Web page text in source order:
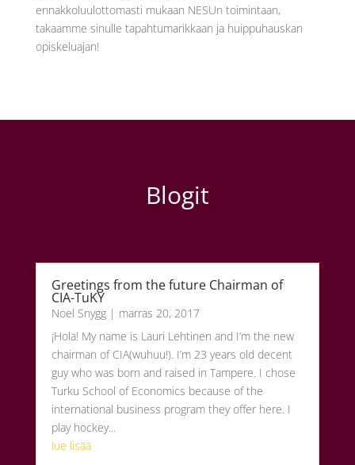
ennakkoluulottomasti mukaan NESUn toimintaan,
takaamme sinulle tapahtumarikkaan ja huippuhauskan
opiskeluajan!
Blogit
Greetings from the future Chairman of
CIA-TuKY
Noel Snygg| marras 20, 2017
¡Hola! My name is Lauri Lehtinen and I’m the new
chairman of CIA(wuhuu!). I’m 23 years old decent
guy who was born and raised in Tampere. I chose
Turku School of Economics because of the
international business program they offer here. I
play hockey...
lue lisää